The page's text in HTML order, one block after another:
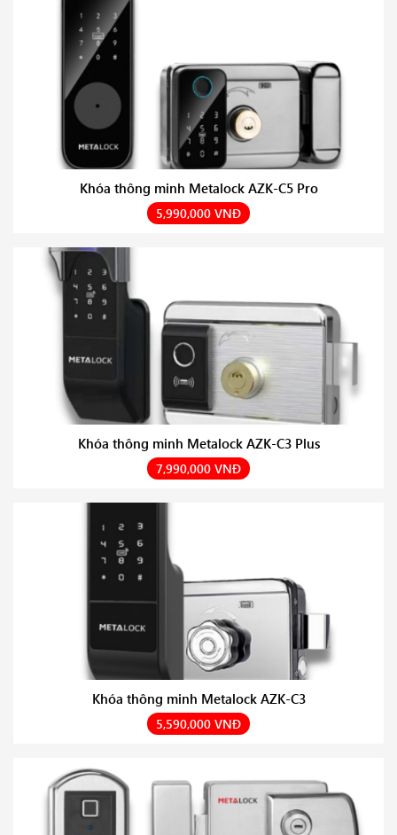
Khóa thông minh Metalock AZK-C5 Pro
5,990,000 VNĐ
Khóa thông minh Metalock AZK-C3 Plus
7,990,000 VNĐ
Khóa thông minh Metalock AZK-C3
5,590,000 VNĐ